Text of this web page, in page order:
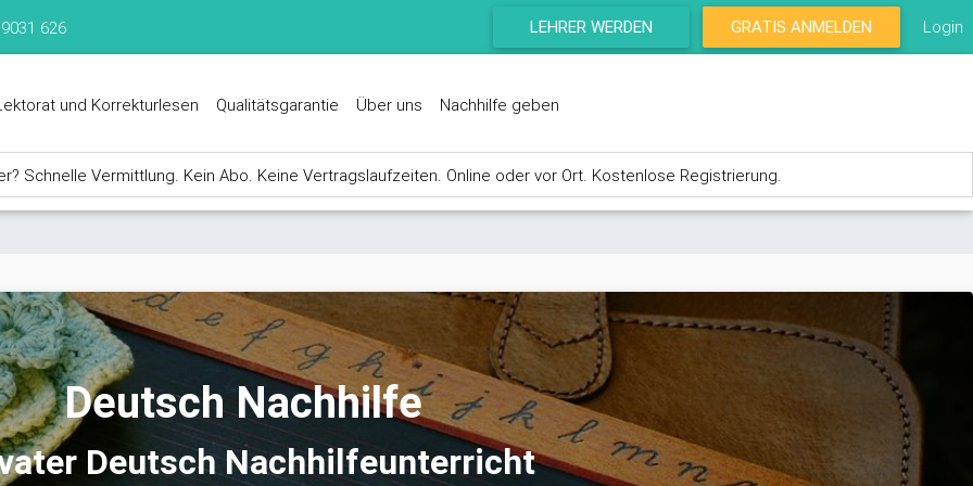
626 LEHRER WERDEN GRATIS ANMELDEN Login
und Korrekturlesen Qualitätsgarantie Über uns Nachhilfe geben
Schnelle Vermittlung. Kein Abo. Keine Vertragslaufzeiten. Online oder vor Ort. Kostenlose Registrierung.
Deutsch Nachhilfe
Deutsch Nachhilfeunterricht